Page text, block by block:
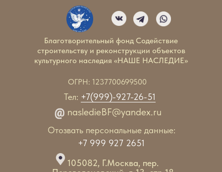
105082, Г.Москва, пер.
Благотворительный фонд Содействие
строительству и реконструкции объектов
культурного наследия «НАШЕ НАСЛЕДИЕ»
ОГРН: 1237700699500
nasledieBF@yandex.ru
Отозвать персональные данные:
+7 999 927 2651
Тел: +7(999)-927-26-51